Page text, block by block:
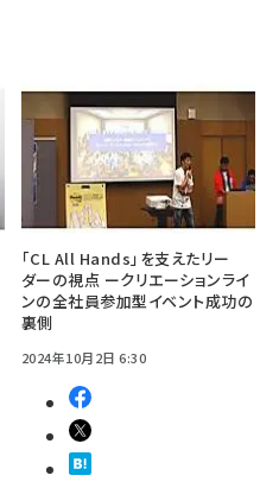
「CL All Hands」を支えたリー
ダーの視点 ークリエーションライ
ンの全社員参加型イベント成功の
裏側
2024年10月2日 6:30